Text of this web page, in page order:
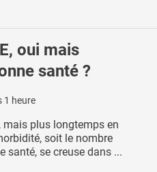
oui mais
santé ?
1 heure
plus longtemps en
soit le nombre
santé, se creuse dans ...